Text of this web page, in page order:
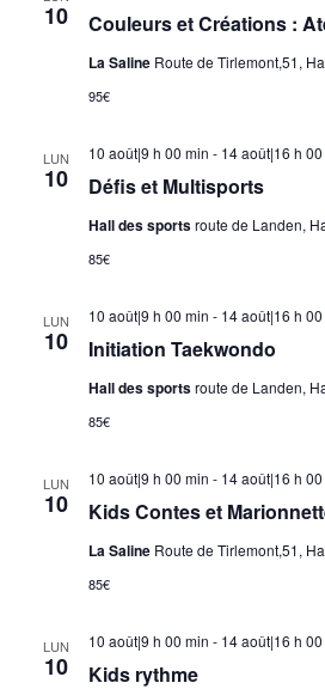
10 Couleurs et Créations :
La Saline Route de Tirlemont,51,
95€
LUN
10 Défis et Multisports
10 août|9 h 00 min - 14 août|16 h
Hall des sportsroute de Landen,
85€
LUN
10 Initiation Taekwondo
10 août|9 h 00 min - 14 août|16 h
Hall des sportsroute de Landen,
85€
LUN
10 Kids Contes et
10 août|9 h 00 min - 14 août|16 h
La Saline Route de Tirlemont,51,
85€
LUN
10 Kids rythme
10 août|9 h 00 min - 14 août|16 h